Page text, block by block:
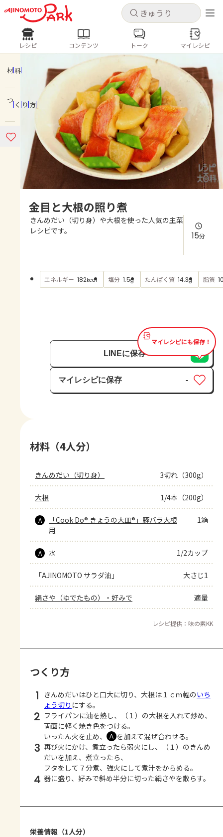
キャンセル
ログインするとレシピを保存できます
ログイン 新規登録
ホーム
コンテンツ
レシピ
よくあるお問い合わせ
AJINOMOTO PARK とは
キャンセル
レシピ コンテンツ
人気の食材・レシピ
きゅうり なす トマト
とうもろこし
ピーマン
みょうが ゴーヤ
レシピ コンテンツ トーク マイレシピ
材料
つくり方
金目と大根の照り煮
きんめだい（切り身）や大根を使った人気の主菜
レシピです。
15分
エネルギー 182kcal 塩分 1.5g たんぱく質 14.3g 脂質
マイレシピにも保存！
LINEに保存
マイレシピに保存
保存済み
-
材料（4人分）
きんめだい（切り身） 3切れ（300g）
大根 1/4本（200g）
A
「Cook Do® きょうの大皿®」豚バラ大根
用
1箱
A 水 1/2カップ
「AJINOMOTO サラダ油」 大さじ1
絹さや（ゆでたもの）・好みで 適量
レシピ提供：味の素KK
つくり方
1 きんめだいはひと口大に切り、大根は１ｃｍ幅のいち
ょう切り にする。
2 フライパンに油を熱し、（１）の大根を入れて炒め、
両面に軽く焼き色をつける。
いったん火を止め、
Ａ を加えて混ぜ合わせる。
3 再び火にかけ、煮立ったら弱火にし、（１）のきんめ
だいを加え、煮立ったら、
フタをして７分煮、強火にして煮汁をからめる。
4 器に盛り、好みで斜め半分に切った絹さやを散らす。
栄養情報（1人分）